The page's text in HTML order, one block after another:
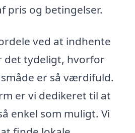
pris og betingelser.
ved at indhente
det tydeligt, hvorfor
er så værdifuld.
er vi dedikeret til at
enkel som muligt. Vi